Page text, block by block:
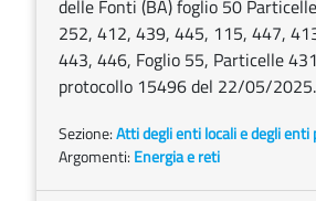
delle Fonti (BA) foglio 50
252, 412, 439, 445, 115, 447,
443, 446, Foglio 55, Particelle
protocollo 15496 del 22/05/2025.
Sezione:Atti degli enti locali e degli enti
Argomenti: Energia e reti